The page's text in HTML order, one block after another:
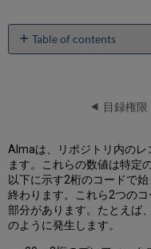
Table of contents
No
目録権限
Almaは、リポジトリ内のレ
ます。これらの数値は特定
以下に示す2桁のコードで
終わります。これら2つの
部分があります。たとえば
のように発生します。